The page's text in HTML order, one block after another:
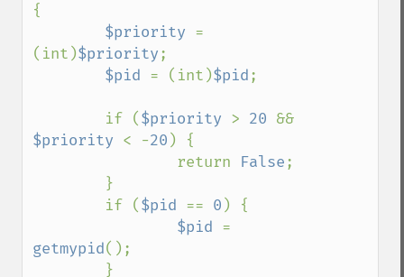
{
$priority =
(int)$priority;
$pid = (int)$pid;
        if (
$priority > 20
$priority < -20 ) {
                return
False;
        if (
$pid == 0 ) {
$pid
getmypid();